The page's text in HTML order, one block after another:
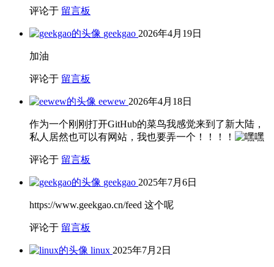
评论于 留言板
geekgao 2026年4月19日
加油
评论于 留言板
eewew 2026年4月18日
作为一个刚刚打开GitHub的菜鸟我感觉来到了新大陆，
私人居然也可以有网站，我也要弄一个！！！！
评论于 留言板
geekgao 2025年7月6日
https://www.geekgao.cn/feed 这个呢
评论于 留言板
linux 2025年7月2日